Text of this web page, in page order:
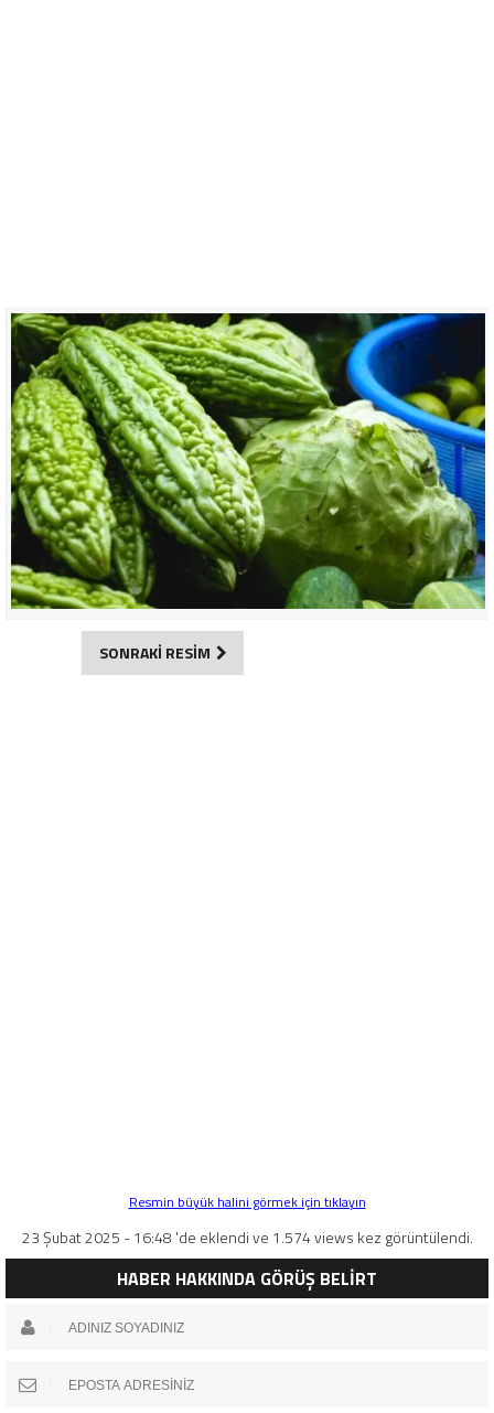
SONRAKİ RESİM
Resmin büyük halini görmek için tıklayın
23 Şubat 2025 - 16:48 'de eklendi ve 1.574 views kez görüntülendi.
HABER HAKKINDA GÖRÜŞ BELİRT